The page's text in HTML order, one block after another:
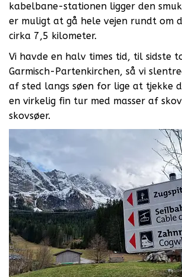
kabelbane-stationen ligger den
er muligt at gå hele vejen rundt om
cirka 7,5 kilometer.
Vi havde en halv times tid, til sidste
Garmisch-Partenkirchen, så vi
af sted langs søen for lige at tjekke
en virkelig fin tur med masser af
skovsøer.